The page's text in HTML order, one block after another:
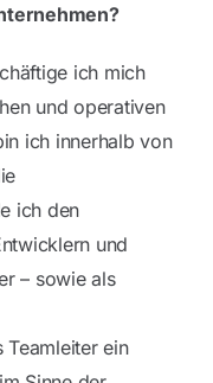
ich mich
und operativen
ich innerhalb von
ich den
und
– sowie als
Teamleiter ein